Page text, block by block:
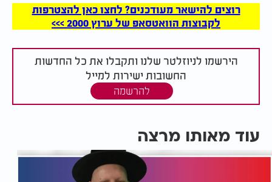
רוצים להישאר מעודכנים? לחצו כאן להצטרפות
לקבוצות הוואטסאפ של ערוץ 2000 >>>
הירשמו לניוזלטר שלנו ותקבלו את כל החדשות
החשובות ישירות למייל
להרשמה
עוד מאותו מרצה